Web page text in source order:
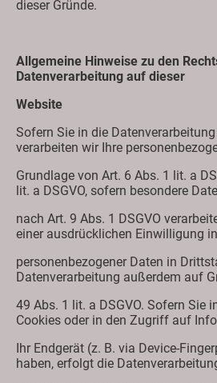
dieser Gründe.
Allgemeine Hinweise zu den
Datenverarbeitung auf dieser
Website
Sofern Sie in die
verarbeiten wir Ihre
Grundlage von Art. 6 Abs. 1 lit. a
lit. a DSGVO, sofern besondere
nach Art. 9 Abs. 1 DSGVO
einer ausdrücklichen Einwilligung
personenbezogener Daten in
Datenverarbeitung außerdem auf
49 Abs. 1 lit. a DSGVO. Sofern Sie
Cookies oder in den Zugriff auf
Ihr Endgerät (z. B. via Device-
haben, erfolgt die